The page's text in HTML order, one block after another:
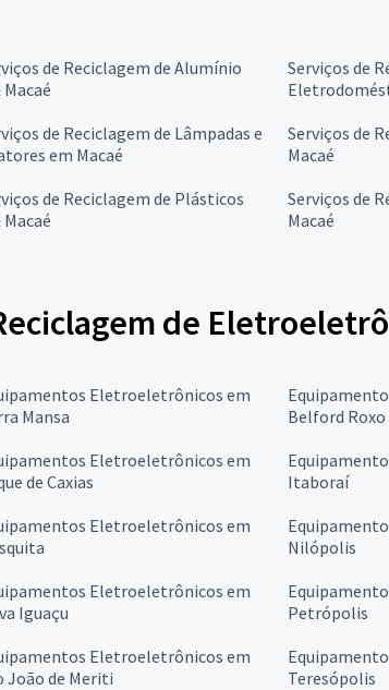
de Reciclagem de Alumínio
Serviços de
de Reciclagem de Lâmpadas e
em Macaé
Serviços de
Macaé
de Reciclagem de Plásticos
Serviços de
Macaé
de
Eletroeletrônicos em
Mansa
Belford Roxo
Eletroeletrônicos em
de Caxias
Itaboraí
Eletroeletrônicos em
Nilópolis
Eletroeletrônicos em
Iguaçu
Petrópolis
Eletroeletrônicos em
João de Meriti
Teresópolis